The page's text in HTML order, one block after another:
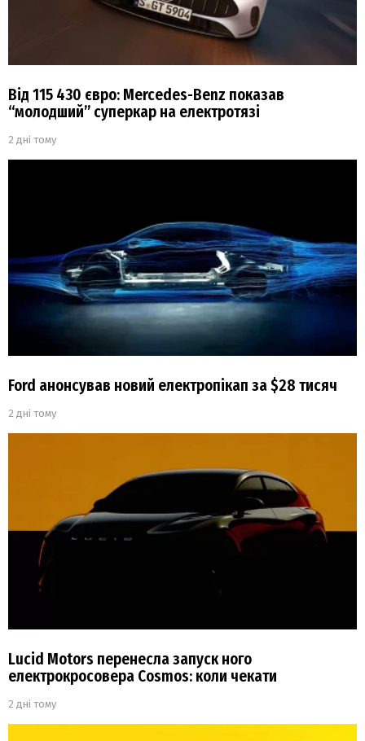
Від 115 430 євро: Mercedes-Benz показав
“молодший” суперкар на електротязі
2 дні тому
Ford анонсував новий електропікап за $28 тисяч
2 дні тому
Lucid Motors перенесла запуск ного
електрокросовера Cosmos: коли чекати
2 дні тому